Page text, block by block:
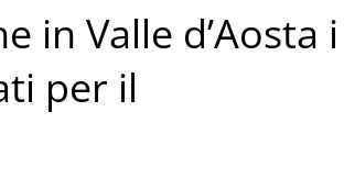
in Valle d’Aosta i
per il